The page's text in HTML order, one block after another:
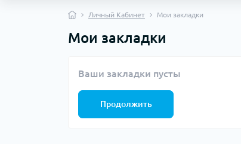
Личный Кабинет Мои закладки
Мои закладки
Ваши закладки пусты
Продолжить